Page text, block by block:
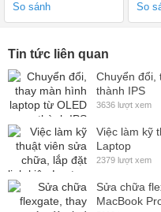
So sánh So
Tin tức liên quan
Chuyển đổi,
thành IPS
3636 lượt xem
Việc làm kỹ
Laptop
2379 lượt xem
Sửa chữa
MacBook